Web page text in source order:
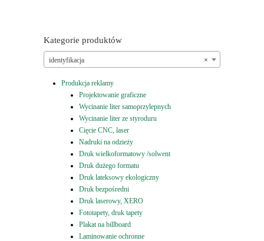
Kategorie produktów
×
identyfikacja
Produkcja reklamy
Projektowanie graficzne
Wycinanie liter samoprzylepnych
Wycinanie liter ze styroduru
Cięcie CNC, laser
Nadruki na odzieży
Druk wielkoformatowy /solwent
Druk dużego formatu
Druk lateksowy ekologiczny
Druk bezpośredni
Druk laserowy, XERO
Fototapety, druk tapety
Plakat na billboard
Laminowanie ochronne